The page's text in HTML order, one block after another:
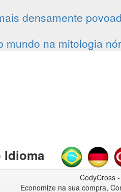
densamente
mundo na mitologia
Idioma
CodyCross
Economize na sua compra,